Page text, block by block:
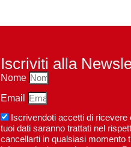
Iscriviti alla
Nome
Email
Iscrivendoti accetti di
tuoi dati saranno trattati nel
cancellarti in qualsiasi momento